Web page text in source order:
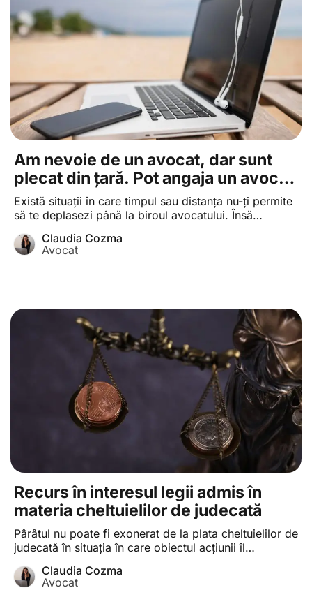
Am nevoie de un avocat, dar sunt
plecat din țară. Pot angaja un avocat
la distanță?
Există situații în care timpul sau distanța nu-ți permite
să te deplasezi până la biroul avocatului. Însă
cont de agenda personală. Ce e de făcut într-o astfel
de situație?
Claudia Cozma
Avocat
Recurs în interesul legii admis în
materia cheltuielilor de judecată
Pârâtul nu poate fi exonerat de la plata cheltuielilor de
judecată în situaţia în care obiectul acţiunii îl
de procedura punerii în întârziere sau un litigiu în care
hotărârea nu se poate pronunţa doar pe baza
Claudia Cozma
Avocat